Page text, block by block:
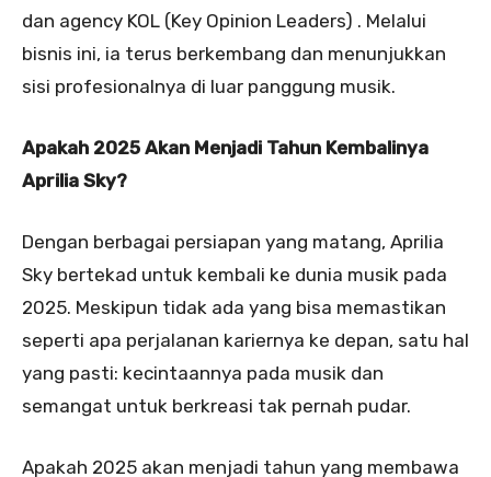
dan agency KOL (Key Opinion Leaders) . Melalui
bisnis ini, ia terus berkembang dan menunjukkan
sisi profesionalnya di luar panggung musik.
Apakah 2025 Akan Menjadi Tahun Kembalinya
Aprilia Sky?
Dengan berbagai persiapan yang matang, Aprilia
Sky bertekad untuk kembali ke dunia musik pada
2025. Meskipun tidak ada yang bisa memastikan
seperti apa perjalanan kariernya ke depan, satu hal
yang pasti: kecintaannya pada musik dan
semangat untuk berkreasi tak pernah pudar.
Apakah 2025 akan menjadi tahun yang membawa